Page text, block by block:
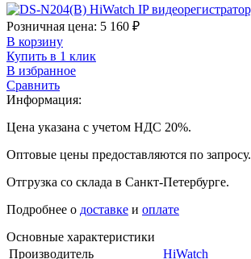
Розничная цена: 5 160 ₽
В корзину
Купить в 1 клик
В избранное
Сравнить
Информация:
Цена указана с учетом НДС 20%.
Оптовые цены предоставляются по запросу.
Отгрузка со склада в Санкт-Петербурге.
Подробнее о доставке и оплате
Основные характеристики
Производитель
HiWatch